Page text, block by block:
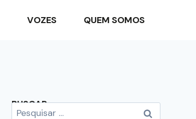
VOZES QUEM SOMOS
BUSCAR